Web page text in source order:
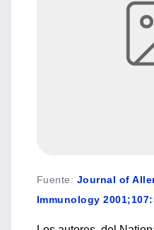
Fuente: Journal of
Immunology